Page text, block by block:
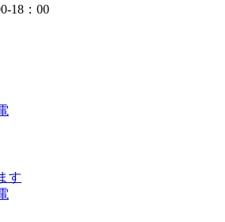
18：00
す